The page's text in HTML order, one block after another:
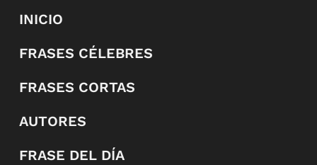
INICIO
FRASES CÉLEBRES
FRASES CORTAS
AUTORES
FRASE DEL DÍA